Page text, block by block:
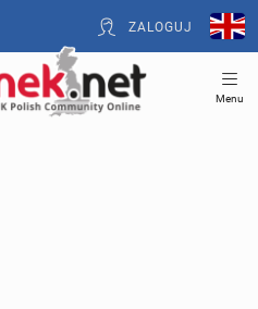
ZALOGUJ
Menu